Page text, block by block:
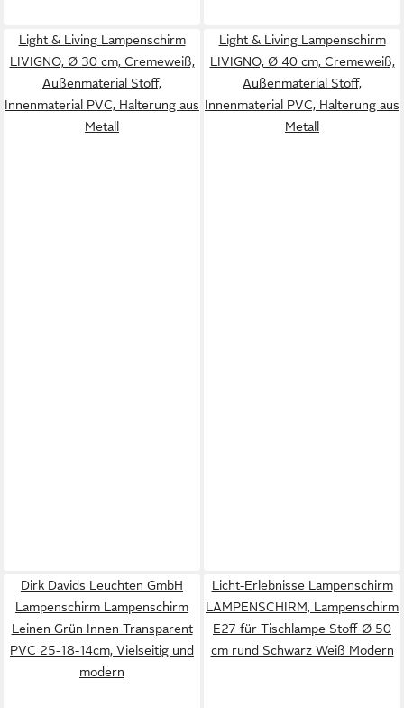
Light & Living Lampenschirm
LIVIGNO, Ø 30 cm, Cremeweiß,
Außenmaterial Stoff,
Innenmaterial PVC, Halterung aus
Metall
Light & Living Lampenschirm
LIVIGNO, Ø 40 cm, Cremeweiß,
Außenmaterial Stoff,
Innenmaterial PVC, Halterung aus
Metall
Dirk Davids Leuchten GmbH
Lampenschirm Lampenschirm
Leinen Grün Innen Transparent
PVC 25-18-14cm, Vielseitig und
modern
Licht-Erlebnisse Lampenschirm
LAMPENSCHIRM, Lampenschirm
E27 für Tischlampe Stoff Ø 50
cm rund Schwarz Weiß Modern